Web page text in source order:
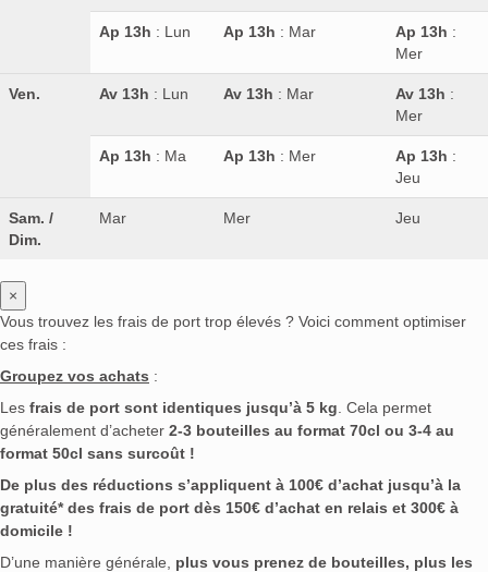
Ap 13h : Lun Ap 13h : Mar Ap 13h :
Mer
Ven. Av 13h : Lun Av 13h : Mar Av 13h :
Mer
Ap 13h : Ma Ap 13h : Mer Ap 13h :
Jeu
Sam. /
Dim.
Mar Mer Jeu
×
Vous trouvez les frais de port trop élevés ? Voici comment optimiser
ces frais :
Groupez vos achats :
Les frais de port sont identiques jusqu’à 5 kg . Cela permet
généralement d’acheter 2-3 bouteilles au format 70cl ou 3-4 au
format 50cl sans surcoût !
De plus des réductions s’appliquent à 100€ d’achat jusqu’à la
gratuité* des frais de port dès 150€ d’achat en relais et 300€ à
domicile !
D’une manière générale, plus vous prenez de bouteilles, plus les